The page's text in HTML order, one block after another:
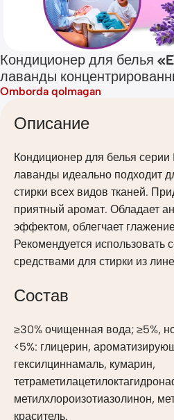
Кондиционер для белья
лаванды
Omborda qolmagan
Описание
Кондиционер для белья серии
лаванды идеально подходит
стирки всех видов тканей.
приятный аромат. Обладает
эффектом, облегчает
Рекомендуется использовать
средствами для стирки из
Состав
≥30% очищенная вода; ≥5%,
<5%: глицерин,
гексилциннамаль, кумарин,
метилхлороизотиазолинон,
краситель.